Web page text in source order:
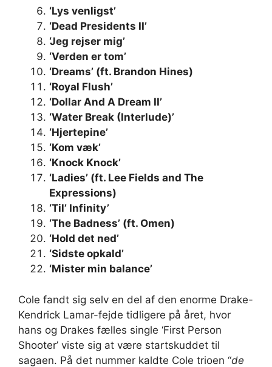
‘Lys venligst’
‘Dead Presidents II’
‘Jeg rejser mig’
‘Verden er tom’
‘Dreams’ (ft. Brandon Hines)
‘Royal Flush’
‘Dollar And A Dream II’
‘Water Break (Interlude)’
‘Hjertepine’
‘Kom væk’
‘Knock Knock’
‘Ladies’ (ft. Lee Fields and The
Expressions)
‘Til’ Infinity’
‘The Badness’ (ft. Omen)
‘Hold det ned’
‘Sidste opkald’
‘Mister min balance’
Cole fandt sig selv en del af den enorme Drake-
Kendrick Lamar-fejde tidligere på året, hvor
hans og Drakes fælles single ‘First Person
Shooter’ viste sig at være startskuddet til
sagaen. På det nummer kaldte Cole trioen “de